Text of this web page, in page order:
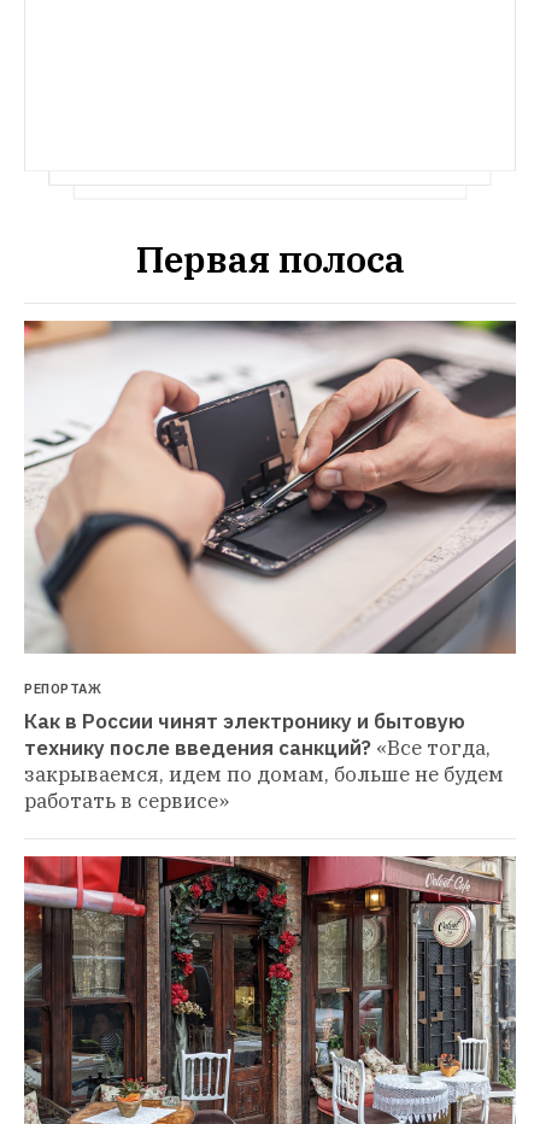
Первая полоса
РЕПОРТАЖ
Как в России чинят электронику и бытовую
технику после введения санкций? «Все тогда,
закрываемся, идем по домам, больше не будем
работать в сервисе»